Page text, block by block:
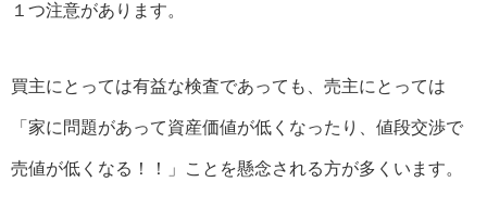
１つ注意があります。
買主にとっては有益な検査であっても、売主にとっては
「家に問題があって資産価値が低くなったり、値段交渉で
売値が低くなる！！」ことを懸念される方が多くいます。